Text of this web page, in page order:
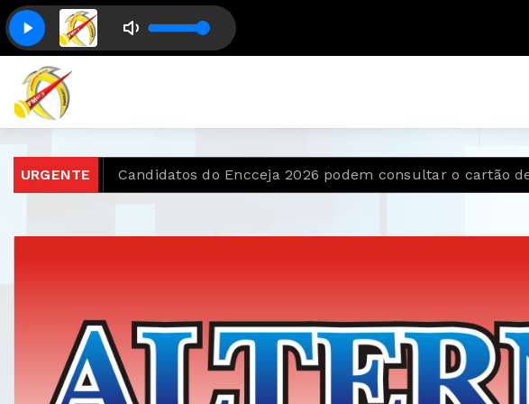
URGENTE
Brasil Candidatos do Encceja 2026 podem consultar o cartão de